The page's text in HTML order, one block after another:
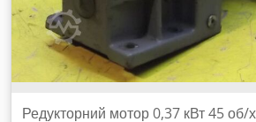
Редукторний мотор 0,37 кВт 45 об/